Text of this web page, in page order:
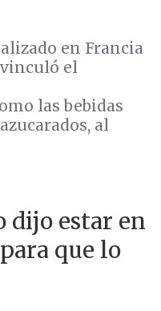
en Francia
el
las bebidas
al
dijo estar en
que lo